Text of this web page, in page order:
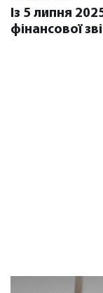
Із 5 липня
фінансової